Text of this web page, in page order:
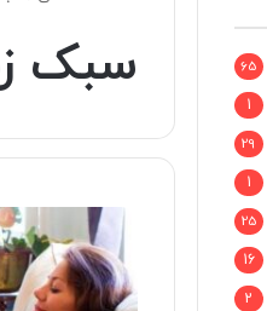
سبک 65
1
29
1
25
16
2